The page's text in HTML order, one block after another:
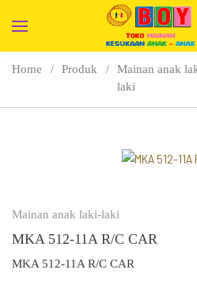
Home Produk
Mainan anak
laki
Mainan anak laki-laki
MKA 512-11A R/C CAR
MKA 512-11A R/C CAR